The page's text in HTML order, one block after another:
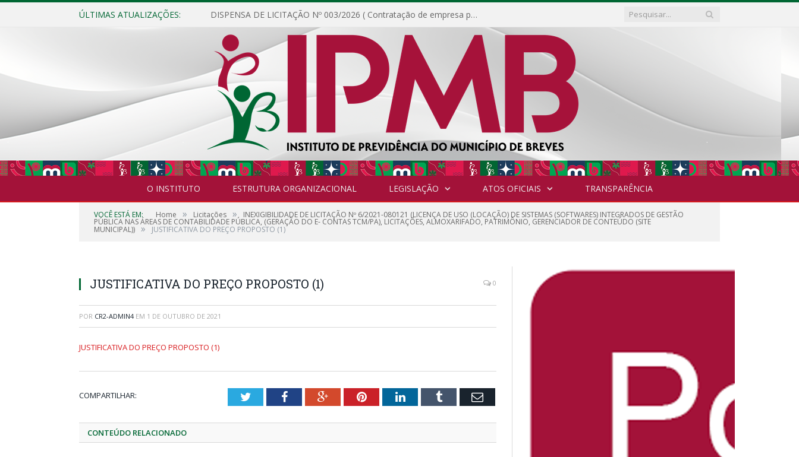
ÚLTIMAS ATUALIZAÇÕES: DISPENSA DE LICITAÇÃO Nº 003/2026 ( Contratação de empresa para fornecimento de gêneros alimentícios não perecíveis, materiais de expediente, descartáveis, copa e cozinha, para análise e posterior publicação.)
O INSTITUTO ESTRUTURA ORGANIZACIONAL LEGISLAÇÃO ATOS OFICIAIS TRANSPARÊNCIA
VOCÊ ESTÁ EM: Home » Licitações » INEXIGIBILIDADE DE LICITAÇÃO Nº 6/2021-080121 (LICENÇA DE USO (LOCAÇÃO) DE SISTEMAS (SOFTWARES) INTEGRADOS DE GESTÃO
PÚBLICA NAS ÁREAS DE CONTABILIDADE PÚBLICA, (GERAÇÃO DO E- CONTAS TCM/PA), LICITAÇÕES, ALMOXARIFADO, PATRIMÔNIO, GERENCIADOR DE CONTEÚDO (SITE
MUNICIPAL)) » JUSTIFICATIVA DO PREÇO PROPOSTO (1)
JUSTIFICATIVA DO PREÇO PROPOSTO (1) 0
POR CR2-ADMIN4 EM 1 DE OUTUBRO DE 2021
JUSTIFICATIVA DO PREÇO PROPOSTO (1)
COMPARTILHAR: TwitterFacebookGoogle+PinterestLinkedInTumblr Email
CONTEÚDO RELACIONADO